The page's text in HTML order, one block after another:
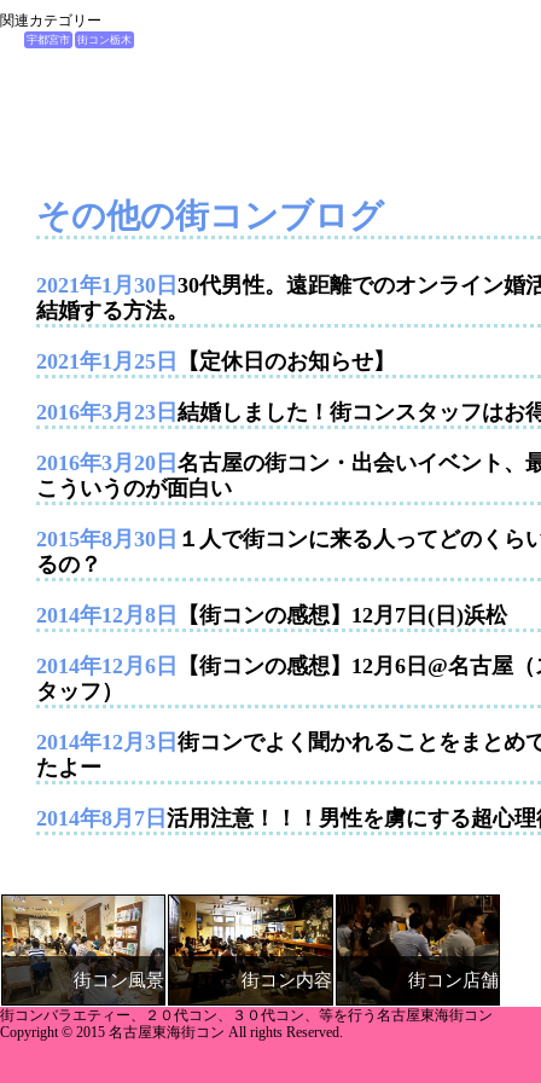
関連カテゴリー
宇都宮市 街コン栃木
その他の街コンブログ
2021年1月30日 30代男性。遠距離でのオンライン婚
結婚する方法。
2021年1月25日 【定休日のお知らせ】
2016年3月23日 結婚しました！街コンスタッフはお
2016年3月20日 名古屋の街コン・出会いイベント、
こういうのが面白い
2015年8月30日 １人で街コンに来る人ってどのくら
るの？
2014年12月8日 【街コンの感想】12月7日(日)浜松
2014年12月6日
【街コンの感想】12月6日@名古屋（
タッフ）
2014年12月3日 街コンでよく聞かれることをまとめ
たよー
2014年8月7日 活用注意！！！男性を虜にする超心理
街コン風景 街コン内容 街コン店舗
街コンバラエティー、２０代コン、３０代コン、等を行う名古屋東海街コン
Copyright © 2015 名古屋東海街コン All rights Reserved.